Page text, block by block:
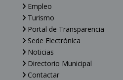
Empleo
Turismo
Portal de Transparencia
Sede Electrónica
Noticias
Directorio Municipal
Contactar